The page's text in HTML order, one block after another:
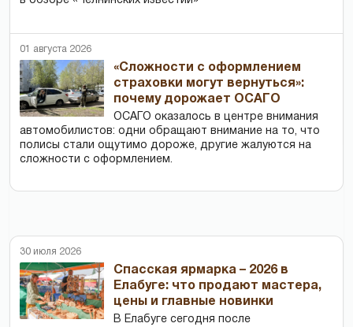
01 августа 2026
«Сложности с оформлением
страховки могут вернуться»:
почему дорожает ОСАГО
ОСАГО оказалось в центре внимания
автомобилистов: одни обращают внимание на то, что
полисы стали ощутимо дороже, другие жалуются на
сложности с оформлением.
30 июля 2026
Спасская ярмарка – 2026 в
Елабуге: что продают мастера,
цены и главные новинки
В Елабуге сегодня после